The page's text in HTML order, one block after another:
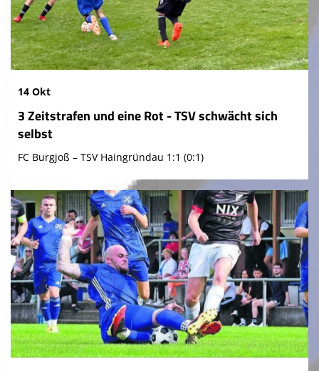
14 Okt
3 Zeitstrafen und eine Rot - TSV schwächt sich
selbst
FC Burgjoß – TSV Haingründau 1:1 (0:1)